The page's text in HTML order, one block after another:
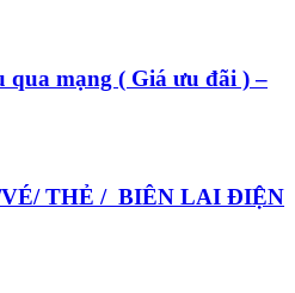
qua mạng ( Giá ưu đãi ) –
THẺ / BIÊN LAI ĐIỆN